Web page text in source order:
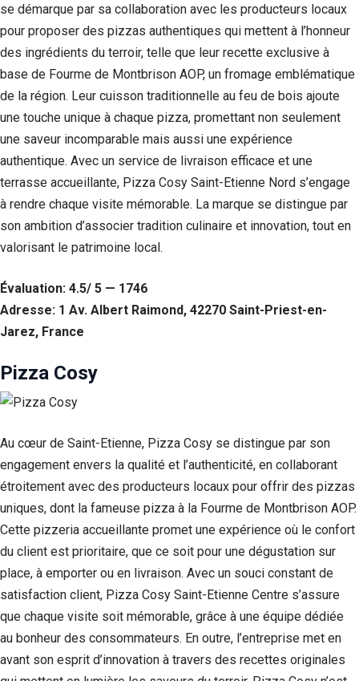
se démarque par sa collaboration avec les producteurs locaux
pour proposer des pizzas authentiques qui mettent à l’honneur
des ingrédients du terroir, telle que leur recette exclusive à
base de Fourme de Montbrison AOP, un fromage emblématique
de la région. Leur cuisson traditionnelle au feu de bois ajoute
une touche unique à chaque pizza, promettant non seulement
une saveur incomparable mais aussi une expérience
authentique. Avec un service de livraison efficace et une
terrasse accueillante, Pizza Cosy Saint-Etienne Nord s’engage
à rendre chaque visite mémorable. La marque se distingue par
son ambition d’associer tradition culinaire et innovation, tout en
valorisant le patrimoine local.
Évaluation: 4.5/ 5 — 1746
Adresse: 1 Av. Albert Raimond, 42270 Saint-Priest-en-
Jarez, France
Pizza Cosy
Au cœur de Saint-Etienne, Pizza Cosy se distingue par son
engagement envers la qualité et l’authenticité, en collaborant
étroitement avec des producteurs locaux pour offrir des pizzas
uniques, dont la fameuse pizza à la Fourme de Montbrison AOP.
Cette pizzeria accueillante promet une expérience où le confort
du client est prioritaire, que ce soit pour une dégustation sur
place, à emporter ou en livraison. Avec un souci constant de
satisfaction client, Pizza Cosy Saint-Etienne Centre s’assure
que chaque visite soit mémorable, grâce à une équipe dédiée
au bonheur des consommateurs. En outre, l’entreprise met en
avant son esprit d’innovation à travers des recettes originales
Nécessaire
Ces cookies ne
sont pas
facultatifs. Ils
nécessaires au
fonctionnement
du site Web.